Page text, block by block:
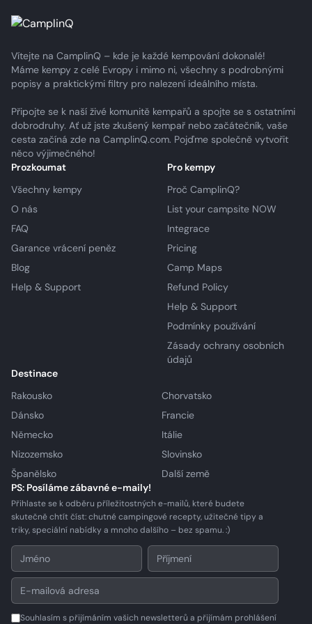
Vítejte na CamplinQ – kde je každé kempování dokonalé!
Máme kempy z celé Evropy i mimo ni, všechny s podrobnými
popisy a praktickými filtry pro nalezení ideálního místa.
Připojte se k naší živé komunitě kempařů a spojte se s ostatními
dobrodruhy. Ať už jste zkušený kempař nebo začátečník, vaše
cesta začíná zde na CamplinQ.com. Pojďme společně vytvořit
něco výjimečného!
Prozkoumat
Všechny kempy
O nás
FAQ
Garance vrácení peněz
Blog
Help & Support
Pro kempy
Proč CamplinQ?
List your campsite NOW
Integrace
Pricing
Camp Maps
Refund Policy
Help & Support
Podmínky používání
Zásady ochrany osobních
údajů
Destinace
Rakousko
Chorvatsko
Dánsko
Francie
Německo
Itálie
Nizozemsko
Slovinsko
Španělsko
Další země
PS: Posíláme zábavné e-maily!
Přihlaste se k odběru příležitostných e-mailů, které budete
skutečně chtít číst: chutné campingové recepty, užitečné tipy a
triky, speciální nabídky a mnoho dalšího – bez spamu. :)
Souhlasím s přijímáním vašich newsletterů a přijímám prohlášení